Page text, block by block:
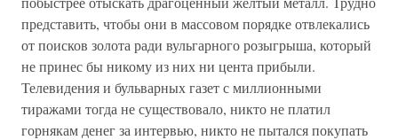
представить, чтобы они в массовом порядке отвлекались
от поисков золота ради вульгарного розыгрыша, который
не принес бы никому из них ни цента прибыли.
Телевидения и бульварных газет с миллионными
тиражами тогда не существовало, никто не платил
горнякам денег за интервью, никто не пытался покупать